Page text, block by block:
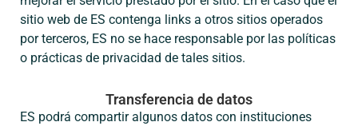
sitio web de ES contenga links a otros sitios operados
por terceros, ES no se hace responsable por las políticas
o prácticas de privacidad de tales sitios.
Transferencia de datos
ES podrá compartir algunos datos con instituciones